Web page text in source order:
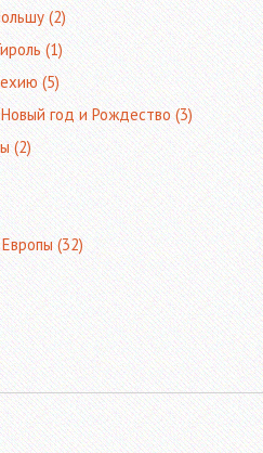
(2)
(1)
(5)
год и Рождество(3)
(2)
(32)